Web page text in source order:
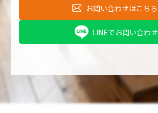
お問い合わせはこちら
LINEでお問い合わせ